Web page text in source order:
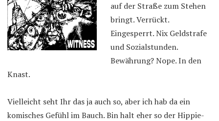
auf der Straße zum Stehen
bringt. Verrückt.
Eingesperrt. Nix Geldstrafe
und Sozialstunden.
Bewährung? Nope. In den
Knast.
Vielleicht seht Ihr das ja auch so, aber ich hab da ein
komisches Gefühl im Bauch. Bin halt eher so der Hippie-